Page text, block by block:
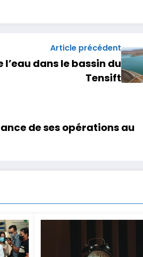
Article précédent
dans le bassin du
Tensift
de ses opérations au